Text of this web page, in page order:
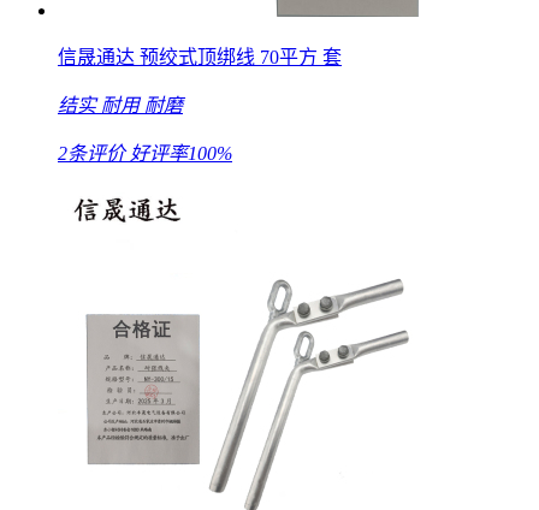
信晟通达 预绞式顶绑线 70平方 套
结实 耐用 耐磨
2条评价 好评率100%